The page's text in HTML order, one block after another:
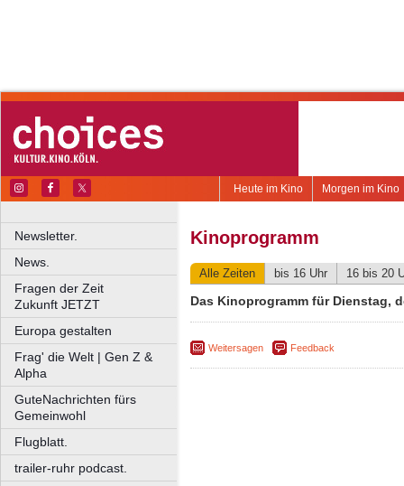
Morgen im Kino
Heute im Kino
Newsletter.
News.
Fragen der Zeit
Zukunft JETZT
Europa gestalten
Frag' die Welt | Gen Z &
Alpha
GuteNachrichten fürs
Gemeinwohl
Flugblatt.
trailer-ruhr podcast.
Kinoprogramm
Alle Zeiten bis 16 Uhr 16 bis 20
Das Kinoprogramm für Dienstag,
Weitersagen Feedback